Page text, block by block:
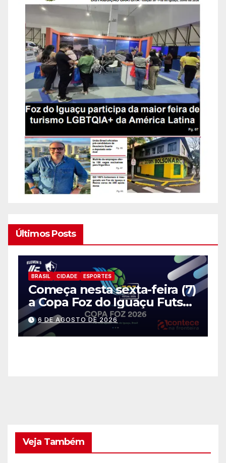
Últimos Posts
BRASIL CIDADE POLITICA
Retotalização dos votos é
marcado pelo TRE para 14
de agosto
Veja Também